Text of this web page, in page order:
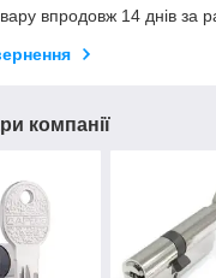
впродовж 14 днів за
компанії